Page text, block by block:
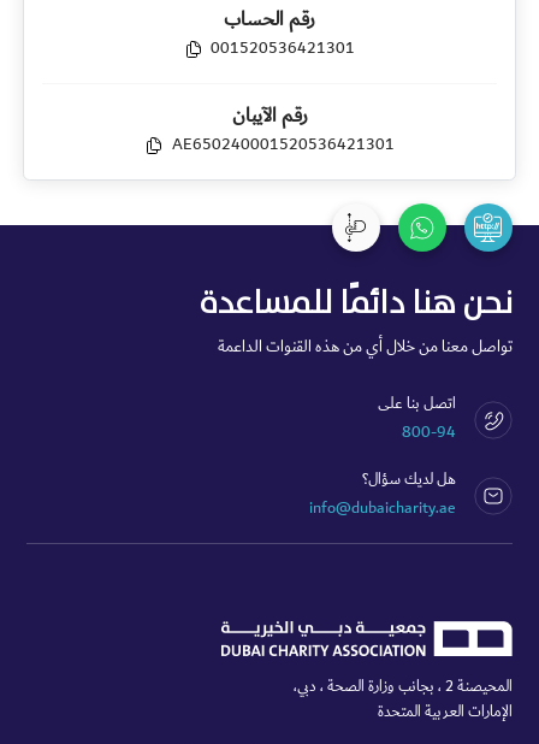
رقم الحساب
001520536421301
رقم الآيبان
AE650240001520536421301
نحن هنا دائمًا للمساعدة
تواصل معنا من خلال أي من هذه القنوات الداعمة
اتصل بنا على
800-94
هل لديك سؤال؟
info@dubaicharity.ae
المحيصنة 2 ، بجانب وزارة الصحة ، دبي،
الإمارات العربية المتحدة